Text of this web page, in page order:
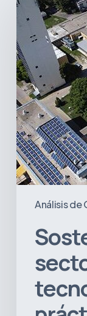
Análisis de
en
sector
de
salud:
tecnologías
prácticas
ecológicas
en
América
Latina